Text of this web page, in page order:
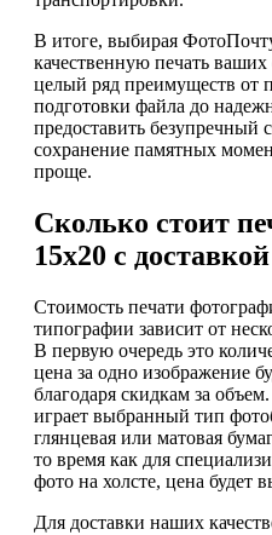
В итоге, выбирая
качественную печать
целый ряд преимуществ от
подготовки файла до
предоставить безупречный
сохранение памятных
проще.
Сколько стоит
15х20 с доставкой
Стоимость печати
типографии зависит от
В первую очередь это
цена за одно изображение
благодаря скидкам за
играет выбранный тип
глянцевая или матовая
то время как для
фото на холсте, цена будет
Для доставки наших